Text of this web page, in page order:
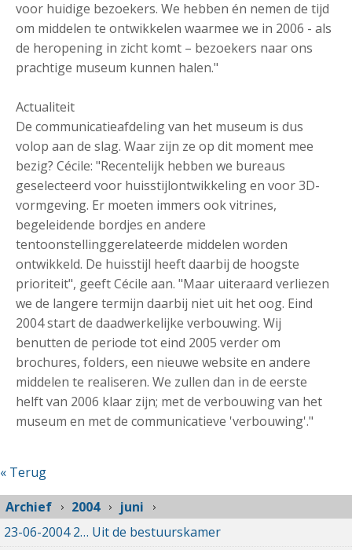
voor huidige bezoekers. We hebben én nemen de tijd
om middelen te ontwikkelen waarmee we in 2006 - als
de heropening in zicht komt – bezoekers naar ons
prachtige museum kunnen halen."
Actualiteit
De communicatieafdeling van het museum is dus
volop aan de slag. Waar zijn ze op dit moment mee
bezig? Cécile: "Recentelijk hebben we bureaus
geselecteerd voor huisstijlontwikkeling en voor 3D-
vormgeving. Er moeten immers ook vitrines,
begeleidende bordjes en andere
tentoonstellinggerelateerde middelen worden
ontwikkeld. De huisstijl heeft daarbij de hoogste
prioriteit", geeft Cécile aan. "Maar uiteraard verliezen
we de langere termijn daarbij niet uit het oog. Eind
2004 start de daadwerkelijke verbouwing. Wij
benutten de periode tot eind 2005 verder om
brochures, folders, een nieuwe website en andere
middelen te realiseren. We zullen dan in de eerste
helft van 2006 klaar zijn; met de verbouwing van het
museum en met de communicatieve 'verbouwing'."
« Terug
Archief
2004
juni
23-06-200423-06-2004 00:00
Uit de bestuurskamer